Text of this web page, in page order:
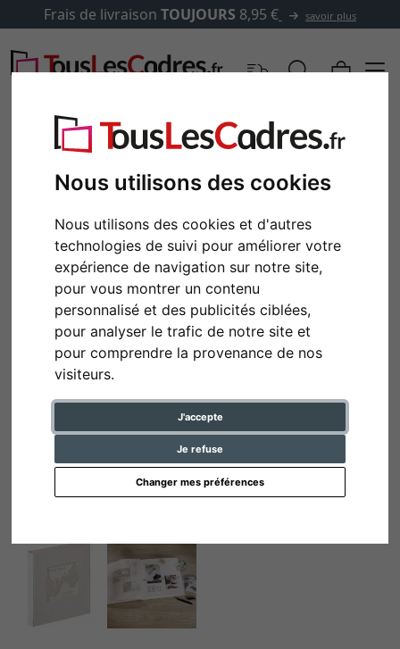
Nous utilisons des cookies
Nous utilisons des cookies et d'autres
technologies de suivi pour améliorer votre
expérience de navigation sur notre site,
pour vous montrer un contenu
personnalisé et des publicités ciblées,
pour analyser le trafic de notre site et
pour comprendre la provenance de nos
visiteurs.
J'accepte
Je refuse
Changer mes préférences
Frais de livraison TOUJOURS 8,95 € savoir plus
Retour